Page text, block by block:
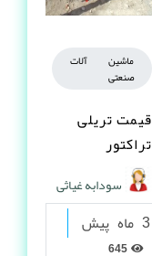
ماشین آلات
صنعتی
قیمت تریلی
تراکتور
سودابه غیاثی
3 ماه پیش